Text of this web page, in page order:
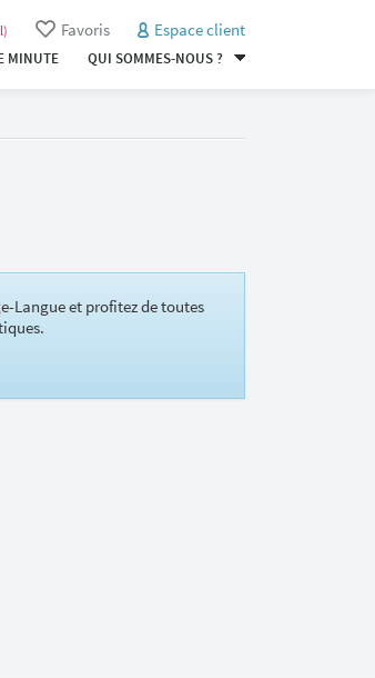
Favoris Espace client
MINUTE QUI SOMMES-NOUS ?
Langue et profitez de toutes